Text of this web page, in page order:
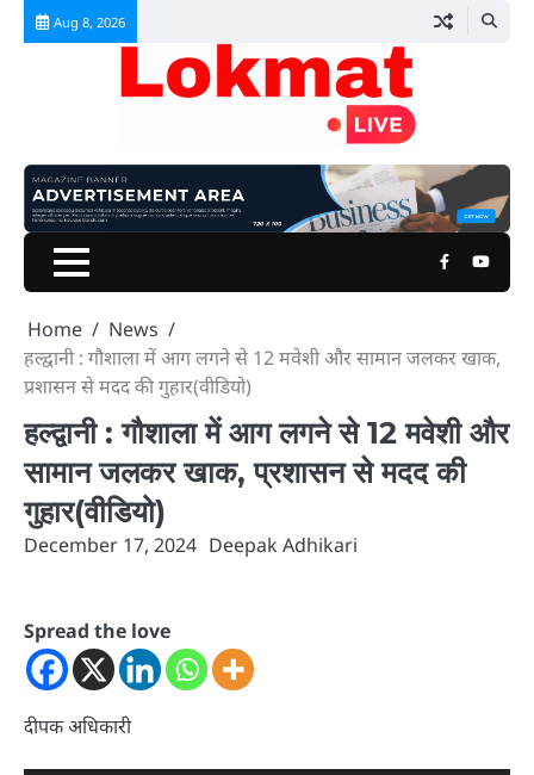
Skip
Aug 8, 2026
Facebook
Home
News
हल्द्वानी : गौशाला में आग लगने से 12 मवेशी और सामान जलकर खाक,
प्रशासन से मदद की गुहार(वीडियो)
हल्द्वानी : गौशाला में आग लगने से 12 मवेशी और
सामान जलकर खाक, प्रशासन से मदद की
गुहार(वीडियो)
December 17, 2024 Deepak Adhikari
Spread the love
दीपक अधिकारी